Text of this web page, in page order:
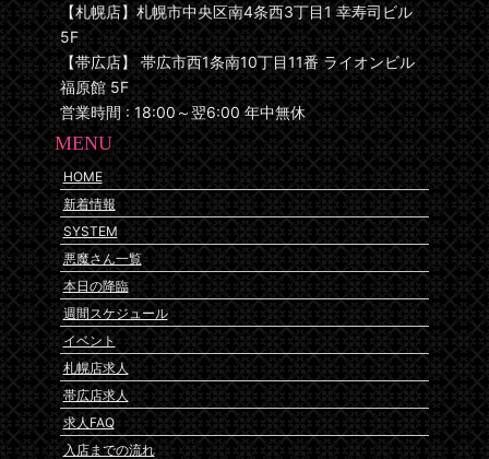
【札幌店】札幌市中央区南4条西3丁目1 幸寿司ビル
5F
【帯広店】 帯広市西1条南10丁目11番 ライオンビル
福原館 5F
営業時間 : 18:00～翌6:00 年中無休
MENU
HOME
新着情報
SYSTEM
悪魔さん一覧
本日の降臨
週間スケジュール
イベント
札幌店求人
帯広店求人
求人FAQ
入店までの流れ